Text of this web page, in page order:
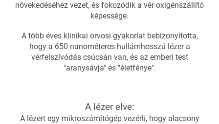
növekedéséhez vezet, és fokozódik a vér oxigénszállító
képessége.
A több éves klinikai orvosi gyakorlat bebizonyította,
hogy a 650 nanométeres hullámhosszú lézer a
vérfelszívódás csúcsán van, és az emberi test
"aranysávja" és "életfénye".
A lézer elve:
A lézert egy mikroszámítógép vezérli, hogy alacsony